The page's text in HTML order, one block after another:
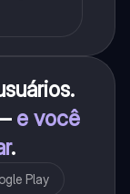
e você
.
Play